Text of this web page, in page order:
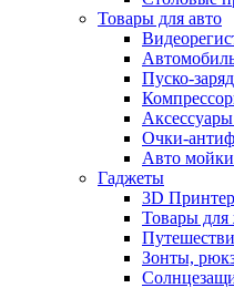
Товары для авто
Пуско-
Очки-
Авто мойки
Гаджеты
3D
Товары
Зонты,